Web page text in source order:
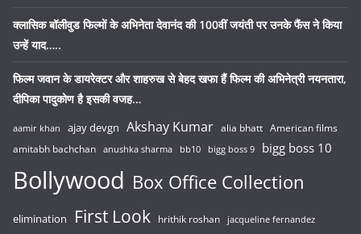
क्लासिक बॉलीवुड फिल्मों के अभिनेता देवानंद की 100वीं जयंती पर उनके फैंस ने किया
उन्हें याद…..
फिल्म जवान के डायरेक्टर और शाहरुख से बेहद खफा हैं फिल्म की अभिनेत्री नयनतारा,
दीपिका पादुकोण है इसकी वजह…
aamir khan ajay devgn Akshay Kumar alia bhatt American films
amitabh bachchan anushka sharma bb10 bigg boss 9 bigg boss 10
Bollywood Box Office Collection
elimination First Look hrithik roshan jacqueline fernandez